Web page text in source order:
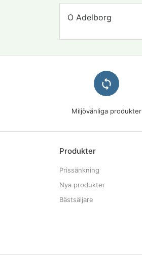
O Adelborg
loop
Miljövänliga produkter
Produkter
Prissänkning
Nya produkter
Bästsäljare